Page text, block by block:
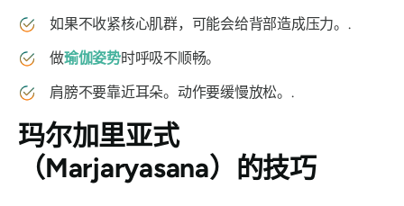
如果不收紧核心肌群，可能会给背部造成压力。.
做瑜伽姿势时呼吸不顺畅。
肩膀不要靠近耳朵。动作要缓慢放松。.
玛尔加里亚式
（Marjaryasana） 的技巧